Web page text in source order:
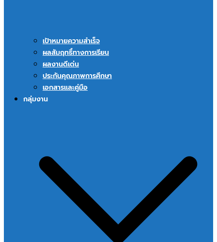
เป้าหมายความสำเร็จ
ผลสัมฤทธิ์ทางการเรียน
ผลงานดีเด่น
ประกันคุณภาพการศึกษา
เอกสารและคู่มือ
กลุ่มงาน